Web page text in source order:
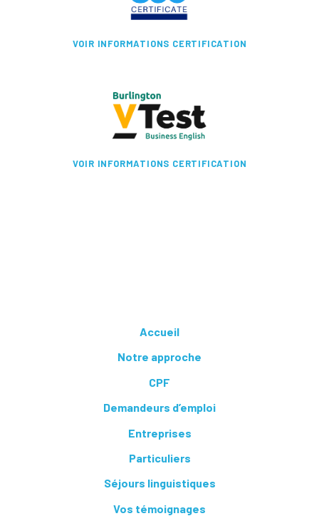
VOIR INFORMATIONS CERTIFICATION
VOIR INFORMATIONS CERTIFICATION
Accueil
Notre approche
CPF
Demandeurs d’emploi
Entreprises
Particuliers
Séjours linguistiques
Vos témoignages